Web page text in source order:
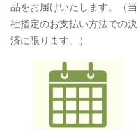
品をお届けいたします。（当
社指定のお支払い方法での決
済に限ります。）